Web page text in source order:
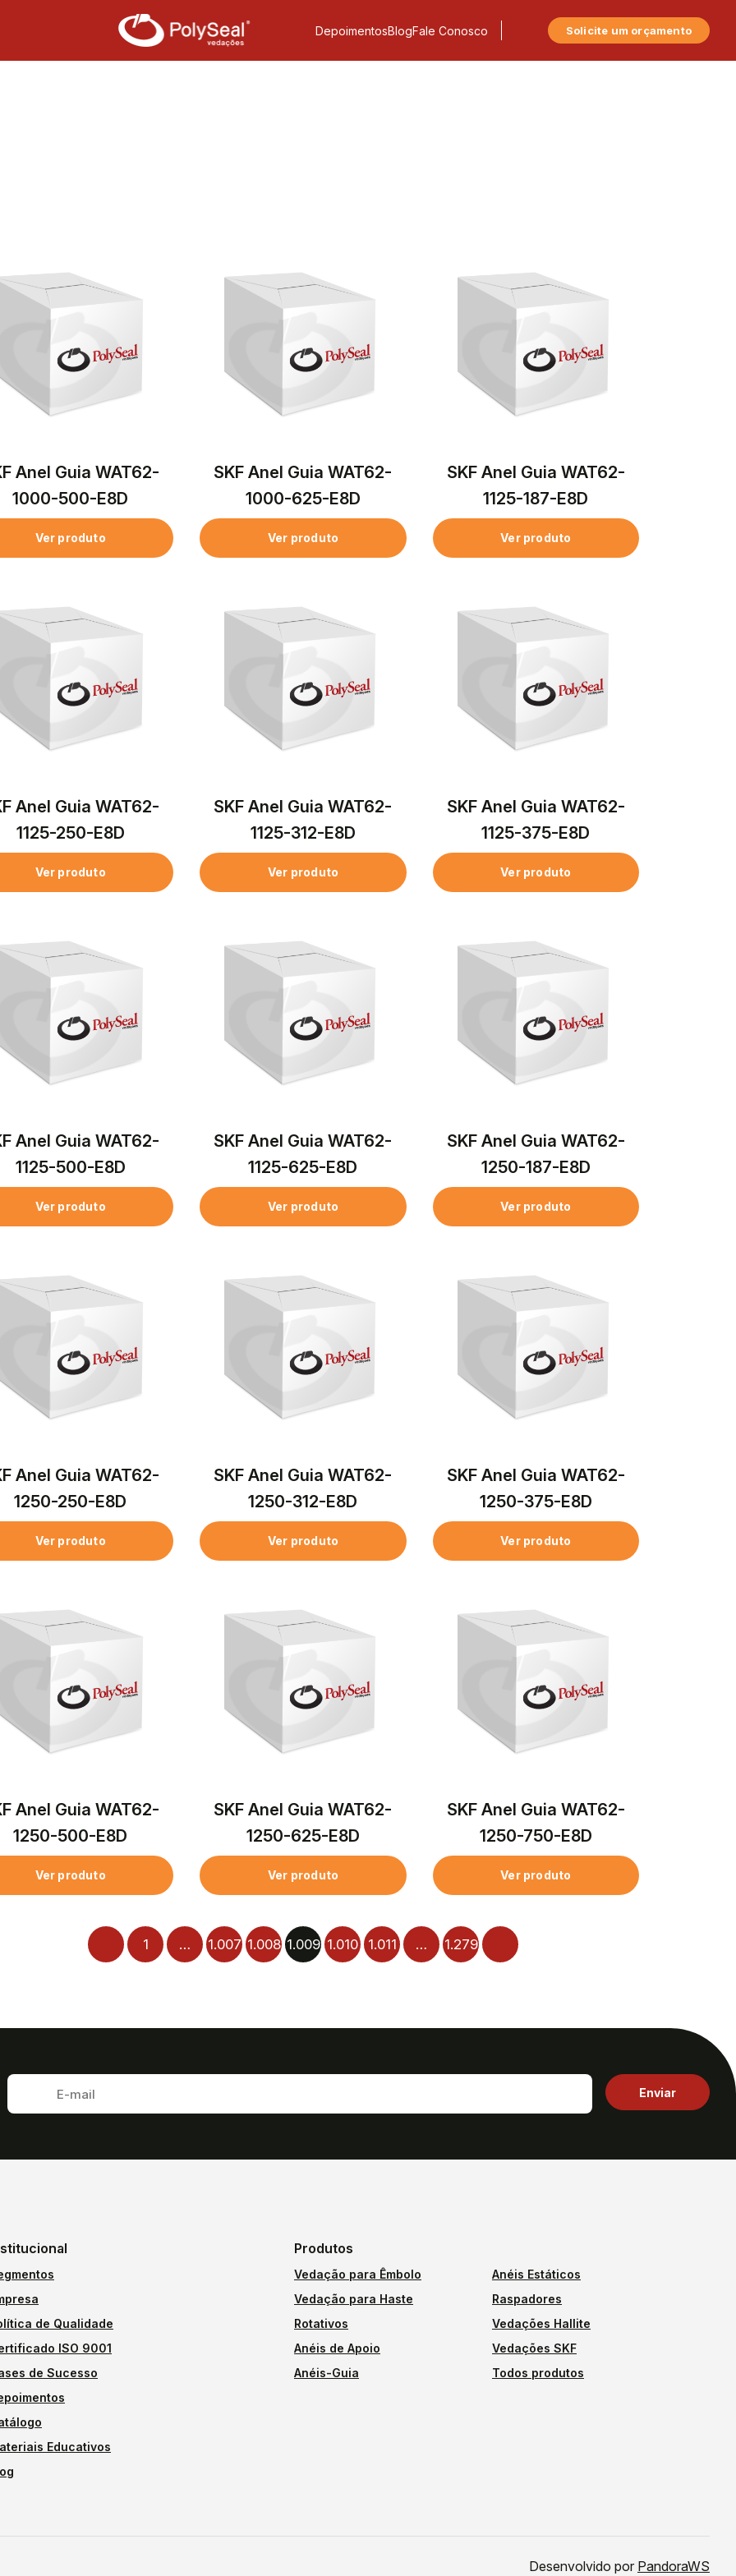
DepoimentosBlogFale Conosco Solicite um orçamento
Anel Guia WAT62-
1000-500-E8D
Ver produto
SKF Anel Guia WAT62-
1000-625-E8D
Ver produto
SKF Anel Guia WAT62-
1125-187-E8D
Ver produto
Anel Guia WAT62-
1125-250-E8D
Ver produto
SKF Anel Guia WAT62-
1125-312-E8D
Ver produto
SKF Anel Guia WAT62-
1125-375-E8D
Ver produto
Anel Guia WAT62-
1125-500-E8D
Ver produto
SKF Anel Guia WAT62-
1125-625-E8D
Ver produto
SKF Anel Guia WAT62-
1250-187-E8D
Ver produto
Anel Guia WAT62-
1250-250-E8D
Ver produto
SKF Anel Guia WAT62-
1250-312-E8D
Ver produto
SKF Anel Guia WAT62-
1250-375-E8D
Ver produto
Anel Guia WAT62-
1250-500-E8D
Ver produto
SKF Anel Guia WAT62-
1250-625-E8D
Ver produto
SKF Anel Guia WAT62-
1250-750-E8D
Ver produto
1 … 1.007 1.008 1.009 1.010 1.011 … 1.279
de Qualidade
ISO 9001
de Sucesso
Educativos
Produtos
Vedação para Êmbolo
Vedação para Haste
Rotativos
Anéis de Apoio
Anéis-Guia
Anéis Estáticos
Raspadores
Vedações Hallite
Vedações SKF
Todos produtos
Desenvolvido por PandoraWS